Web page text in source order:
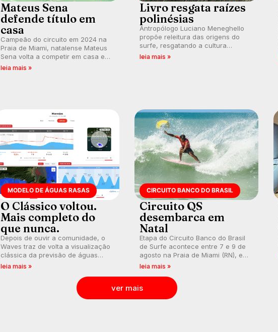
Mateus Sena
defende título em
casa
Campeão do circuito em 2024 na
Praia de Miami, natalense Mateus
Sena volta a competir em casa em
busca de manter a hegemonia
leia mais »
Livro resgata raízes
polinésias
Antropólogo Luciano Meneghello
propõe releitura das origens do
surfe, resgatando a cultura
polinésia e questionando a visão
leia mais »
MODELO DE ÁGUAS RASAS
O Clássico voltou.
Mais completo do
que nunca.
Depois de ouvir a comunidade, o
Waves traz de volta a visualização
clássica da previsão de águas
rasas, agora integrada à nova
leia mais »
CIRCUITO BANCO DO BRASIL
Circuito QS
desembarca em
Natal
Etapa do Circuito Banco do Brasil
de Surfe acontece entre 7 e 9 de
agosto na Praia de Miami (RN), em
disputas válidas pelo Qualifying
por vagas no Challenger Series.
leia mais »
ver mais